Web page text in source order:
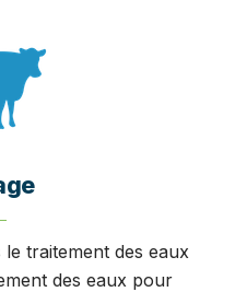
le traitement des eaux
des eaux pour